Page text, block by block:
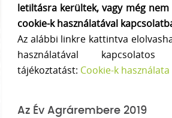
letiltásra kerültek, vagy még
cookie-k használatával
Az alábbi linkre kattintva
használatával kapcsolatos
tájékoztatást: Cookie-k használata
Az Év Agrárembere 2019